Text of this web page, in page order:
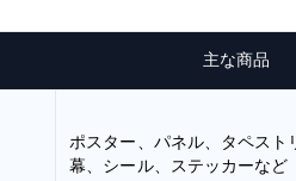
主な商品
ポスター、パネル、タペスト
幕、シール、ステッカーなど